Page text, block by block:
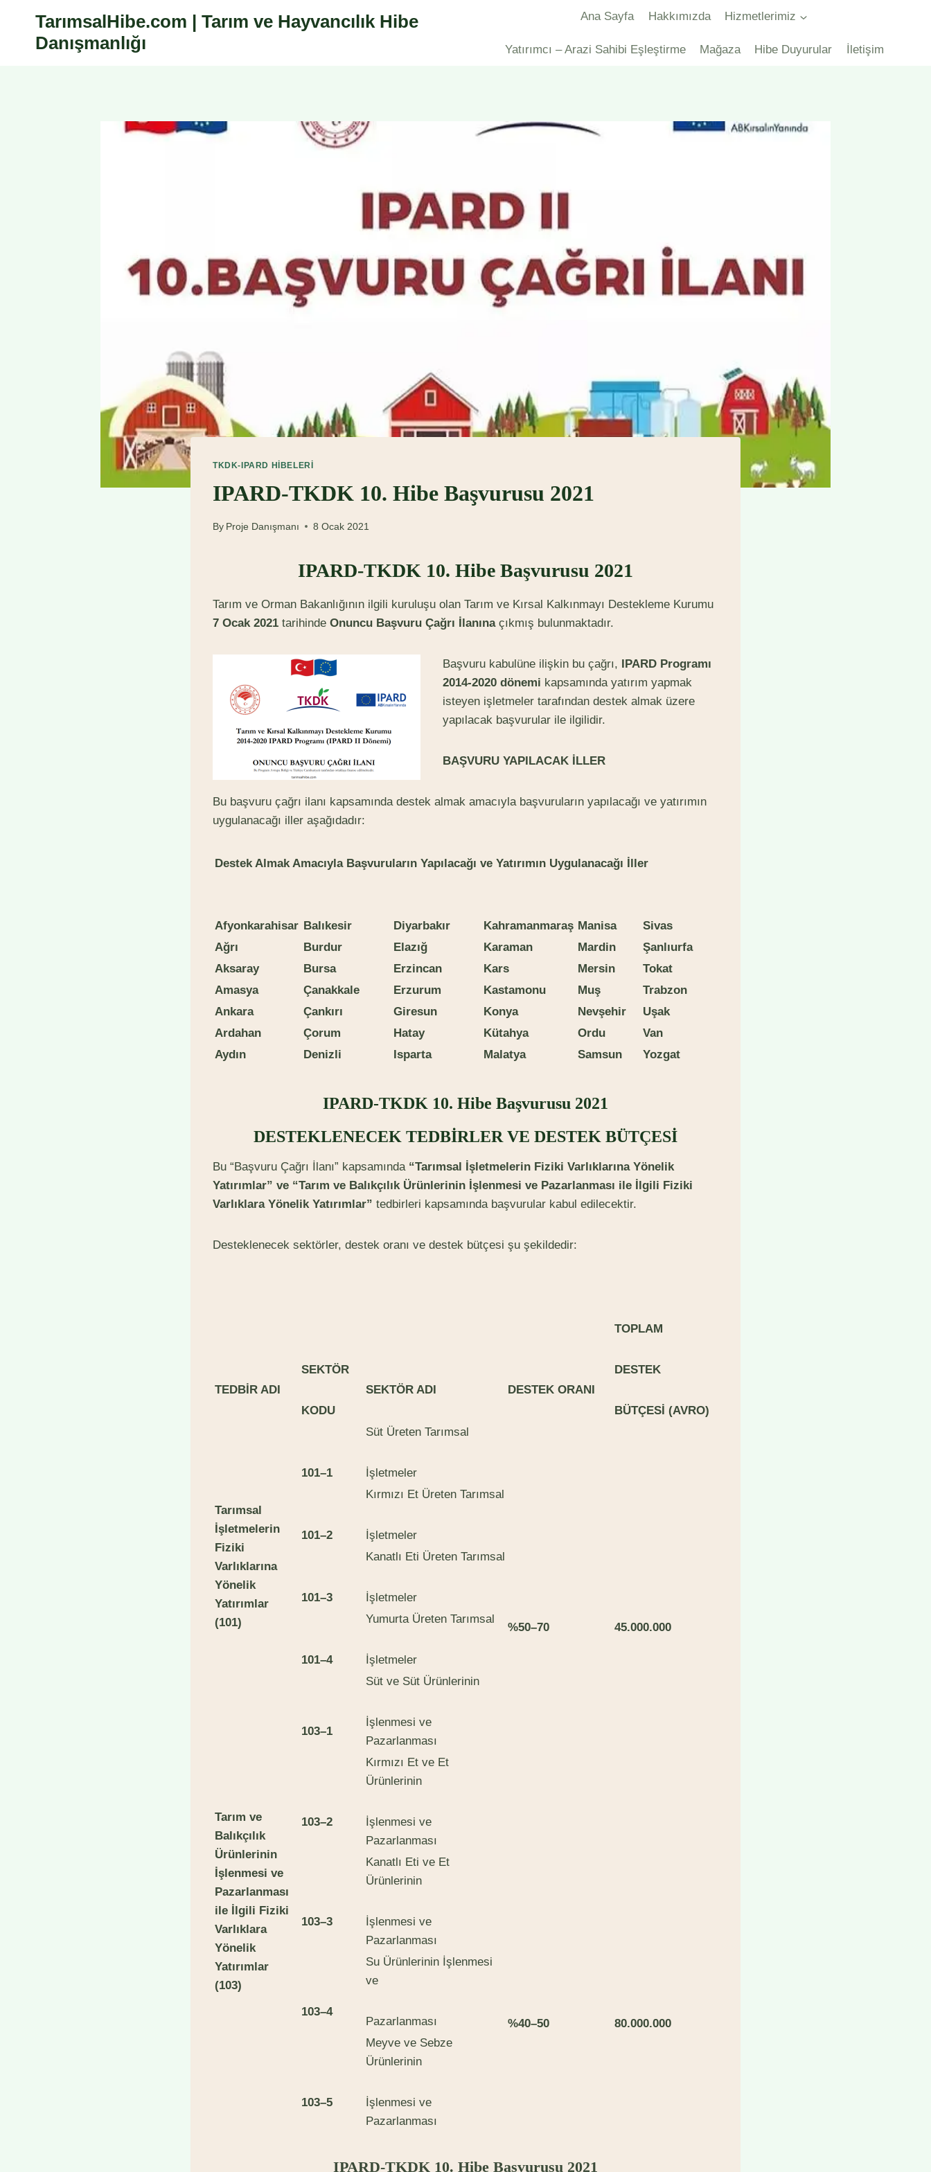
content
TarımsalHibe.com | Tarım ve Hayvancılık Hibe
Danışmanlığı
Ana Sayfa Hakkımızda Hizmetlerimiz
Yatırımcı – Arazi Sahibi Eşleştirme Mağaza Hibe Duyurular İletişim
TKDK-IPARD HIBELERI
IPARD-TKDK 10. Hibe Başvurusu 2021
By Proje Danışmanı 8 Ocak 2021
IPARD-TKDK 10. Hibe Başvurusu 2021
Tarım ve Orman Bakanlığının ilgili kuruluşu olan Tarım ve Kırsal Kalkınmayı Destekleme Kurumu
7 Ocak 2021 tarihinde Onuncu Başvuru Çağrı İlanına çıkmış bulunmaktadır.
Başvuru kabulüne ilişkin bu çağrı, IPARD Programı
2014-2020 dönemi kapsamında yatırım yapmak
isteyen işletmeler tarafından destek almak üzere
yapılacak başvurular ile ilgilidir.
BAŞVURU YAPILACAK İLLER
Bu başvuru çağrı ilanı kapsamında destek almak amacıyla başvuruların yapılacağı ve yatırımın
uygulanacağı iller aşağıdadır:
Destek Almak Amacıyla Başvuruların Yapılacağı ve Yatırımın Uygulanacağı İller
Afyonkarahisar Balıkesir Diyarbakır Kahramanmaraş Manisa Sivas
Ağrı Burdur Elazığ Karaman Mardin Şanlıurfa
Aksaray Bursa Erzincan Kars Mersin Tokat
Amasya Çanakkale Erzurum Kastamonu Muş Trabzon
Ankara Çankırı Giresun Konya Nevşehir
Uşak
Ardahan Çorum Hatay Kütahya Ordu Van
Aydın Denizli Isparta Malatya Samsun Yozgat
IPARD-TKDK 10. Hibe Başvurusu 2021
DESTEKLENECEK TEDBİRLER VE DESTEK BÜTÇESİ
Bu “Başvuru Çağrı İlanı” kapsamında “Tarımsal İşletmelerin Fiziki Varlıklarına Yönelik
Yatırımlar” ve “Tarım ve Balıkçılık Ürünlerinin İşlenmesi ve Pazarlanması ile İlgili Fiziki
Varlıklara Yönelik Yatırımlar” tedbirleri kapsamında başvurular kabul edilecektir.
Desteklenecek sektörler, destek oranı ve destek bütçesi şu şekildedir:
TEDBİR ADI
SEKTÖR
KODU
SEKTÖR ADI DESTEK ORANI
TOPLAM
DESTEK
BÜTÇESİ (AVRO)
Tarımsal
İşletmelerin
Fiziki
Varlıklarına
Yönelik
Yatırımlar
(101)
101–1
Süt Üreten Tarımsal
İşletmeler
%50–70 45.000.000
101–2
Kırmızı Et Üreten Tarımsal
İşletmeler
101–3
Kanatlı Eti Üreten Tarımsal
İşletmeler
101–4
Yumurta Üreten Tarımsal
İşletmeler
Tarım ve
Balıkçılık
Ürünlerinin
İşlenmesi ve
Pazarlanması
ile İlgili Fiziki
Varlıklara
Yönelik
Yatırımlar
(103)
103–1
Süt ve Süt Ürünlerinin
İşlenmesi ve
Pazarlanması
%40–50 80.000.000
103–2
Kırmızı Et ve Et
Ürünlerinin
İşlenmesi ve
Pazarlanması
103–3
Kanatlı Eti ve Et
Ürünlerinin
İşlenmesi ve
Pazarlanması
103–4
Su Ürünlerinin İşlenmesi
ve
Pazarlanması
103–5
Meyve ve Sebze
Ürünlerinin
İşlenmesi ve
Pazarlanması
IPARD-TKDK 10. Hibe Başvurusu 2021